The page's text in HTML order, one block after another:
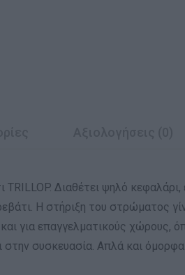
TRILLOP. Διαθέτει ψηλό
Η στήριξη του στρώματος
για επαγγελματικούς
στην συσκευασία. Απλά και